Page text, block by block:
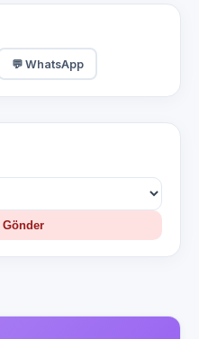
💬 WhatsApp
Gönder